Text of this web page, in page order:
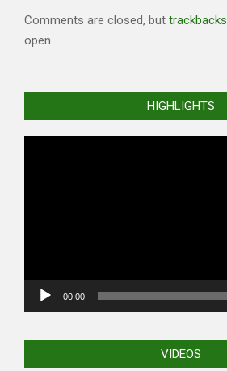
Comments are closed, but trackbacks
open.
HIGHLIGHTS
00:00
VIDEOS